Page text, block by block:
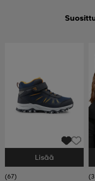
Valitse Koko
Lisää
(67)